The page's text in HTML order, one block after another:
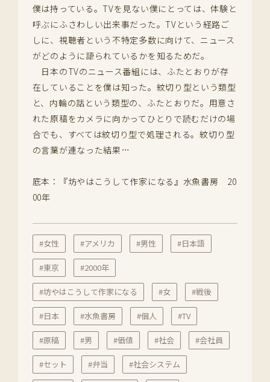
僕は持っている。TVを見ない僕にとっては、体験と
呼ぶにふさわしい出来事だった。TVという経路ご
しに、視聴者という不特定多数に向けて、ニュース
がどのように語られているかを知るためだ。
日本のTVのニュース番組には、ふたとおりが存
在していることを僕は知った。紋切り型という類型
と、内輪の話という類型の、ふたとおりだ。用意さ
れた原稿をカメラに向かってひとりで読むだけの場
合でも、すべては紋切り型で処理される。紋切り型
の言葉が連なった結果…
底本：『坊やはこうして作家になる』水魚書房 20
00年
#女性 #アメリカ #男性 #日本語
#東京 #2000年
#坊やはこうして作家になる #女 #戦後
#日本 #水魚書房 #個人 #TV
#原稿 #男 #価値 #社会 #会社員
#セット #弁当 #社会システム